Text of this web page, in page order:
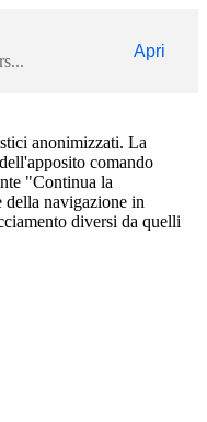
Apri
anonimizzati. La
comando
"Continua la
navigazione in
diversi da quelli